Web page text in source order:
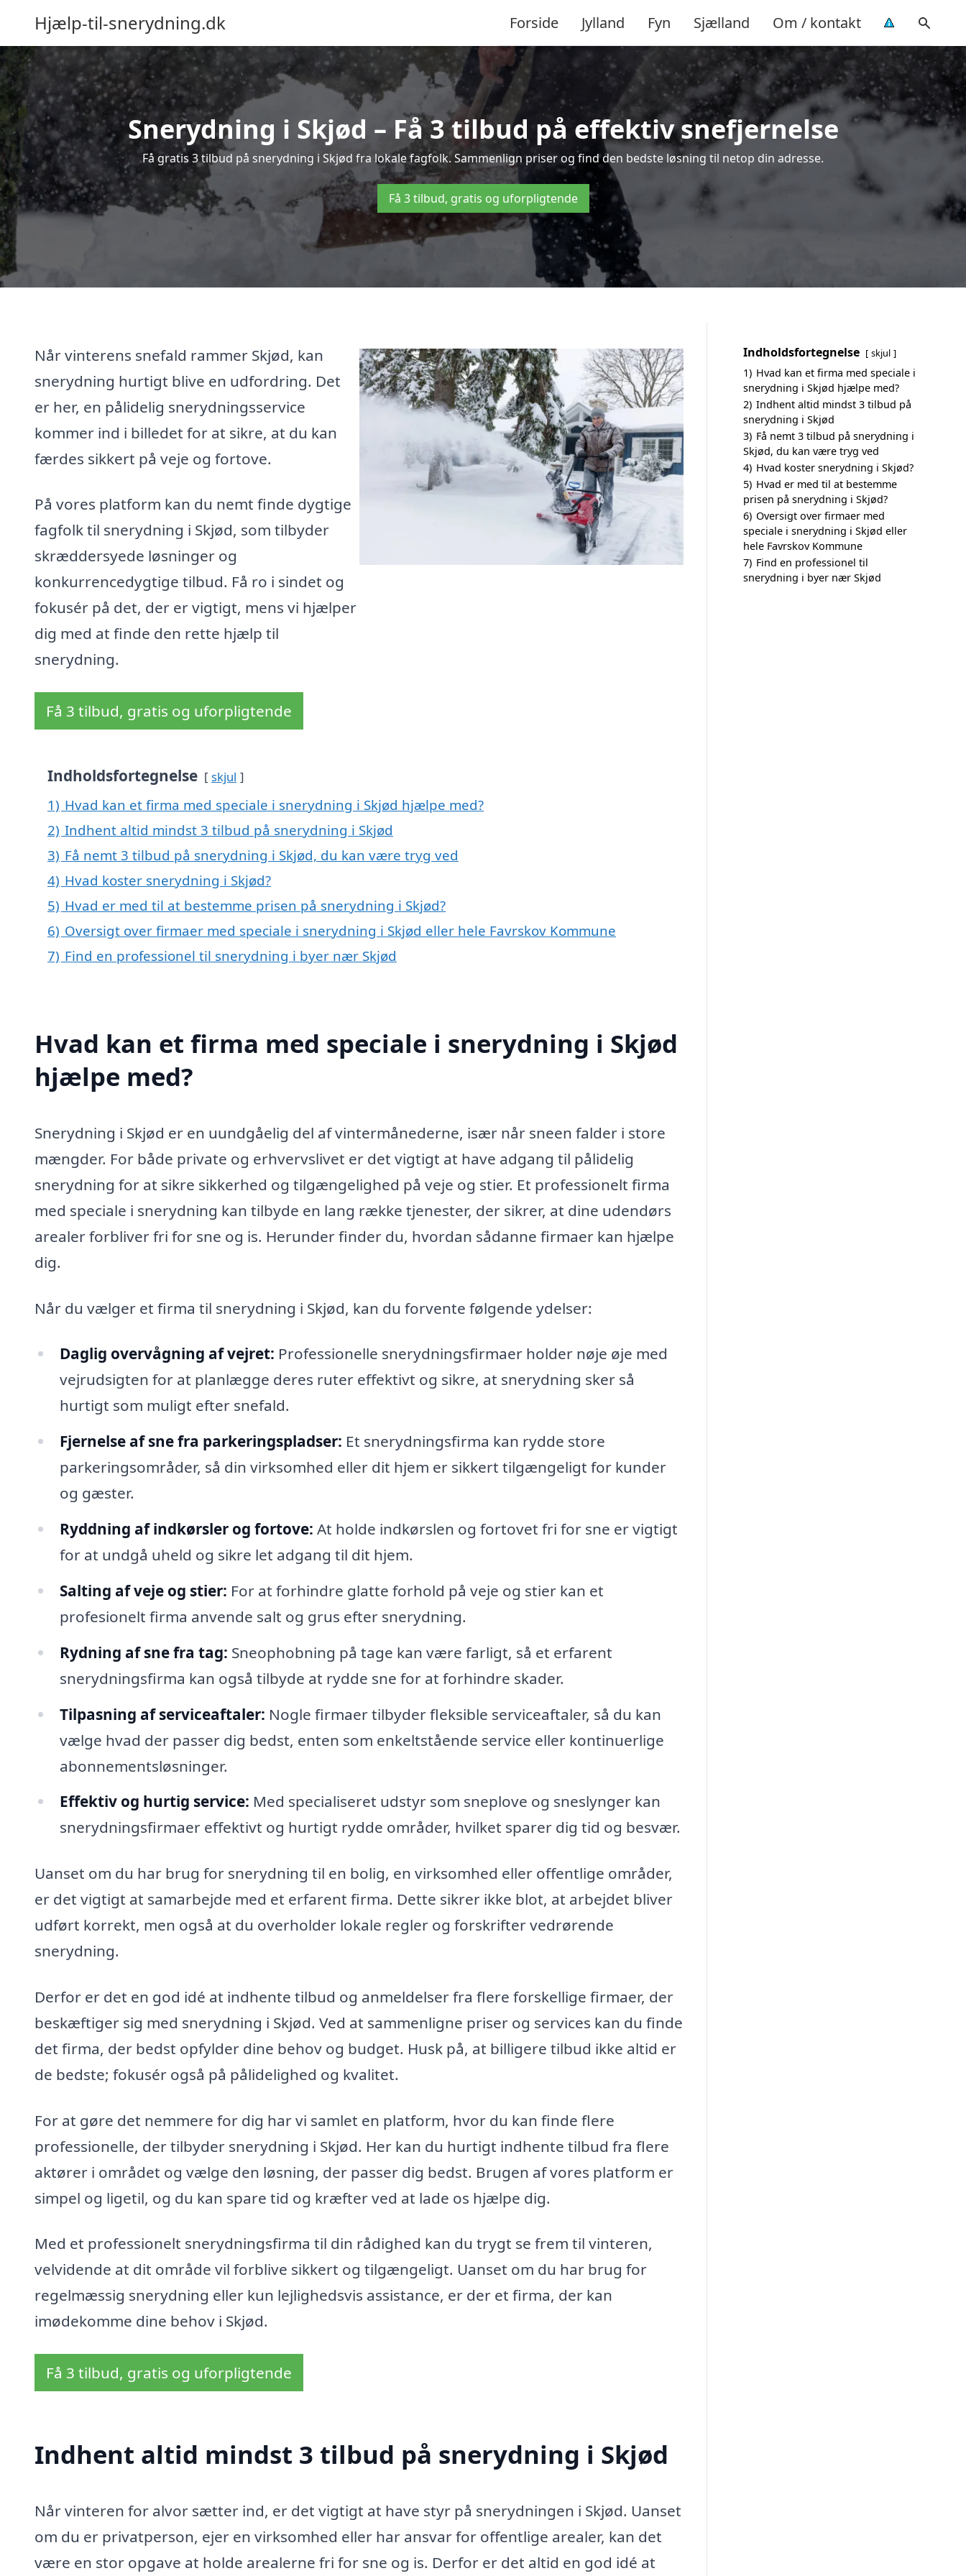
Hjælp-til-snerydning.dk Forside Jylland Fyn Sjælland Om / kontakt
Snerydning i Skjød – Få 3 tilbud på effektiv snefjernelse
Få gratis 3 tilbud på snerydning i Skjød fra lokale fagfolk. Sammenlign priser og find den bedste løsning til netop din adresse.
Få 3 tilbud, gratis og uforpligtende
Når vinterens snefald rammer Skjød, kan
snerydning hurtigt blive en udfordring. Det
er her, en pålidelig snerydningsservice
kommer ind i billedet for at sikre, at du kan
færdes sikkert på veje og fortove.
På vores platform kan du nemt finde dygtige
fagfolk til snerydning i Skjød, som tilbyder
skræddersyede løsninger og
konkurrencedygtige tilbud. Få ro i sindet og
fokusér på det, der er vigtigt, mens vi hjælper
dig med at finde den rette hjælp til
snerydning.
Få 3 tilbud, gratis og uforpligtende
Indholdsfortegnelse skjul
1) Hvad kan et firma med speciale i snerydning i Skjød hjælpe med?
2) Indhent altid mindst 3 tilbud på snerydning i Skjød
3) Få nemt 3 tilbud på snerydning i Skjød, du kan være tryg ved
4) Hvad koster snerydning i Skjød?
5) Hvad er med til at bestemme prisen på snerydning i Skjød?
6) Oversigt over firmaer med speciale i snerydning i Skjød eller hele Favrskov Kommune
7) Find en professionel til snerydning i byer nær Skjød
Hvad kan et firma med speciale i snerydning i Skjød
hjælpe med?
Snerydning i Skjød er en uundgåelig del af vintermånederne, især når sneen falder i store
mængder. For både private og erhvervslivet er det vigtigt at have adgang til pålidelig
snerydning for at sikre sikkerhed og tilgængelighed på veje og stier. Et professionelt firma
med speciale i snerydning kan tilbyde en lang række tjenester, der sikrer, at dine udendørs
arealer forbliver fri for sne og is. Herunder finder du, hvordan sådanne firmaer kan hjælpe
dig.
Når du vælger et firma til snerydning i Skjød, kan du forvente følgende ydelser:
Daglig overvågning af vejret: Professionelle snerydningsfirmaer holder nøje øje med
vejrudsigten for at planlægge deres ruter effektivt og sikre, at snerydning sker så
hurtigt som muligt efter snefald.
Fjernelse af sne fra parkeringspladser: Et snerydningsfirma kan rydde store
parkeringsområder, så din virksomhed eller dit hjem er sikkert tilgængeligt for kunder
og gæster.
Ryddning af indkørsler og fortove: At holde indkørslen og fortovet fri for sne er vigtigt
for at undgå uheld og sikre let adgang til dit hjem.
Salting af veje og stier: For at forhindre glatte forhold på veje og stier kan et
profesionelt firma anvende salt og grus efter snerydning.
Rydning af sne fra tag: Sneophobning på tage kan være farligt, så et erfarent
snerydningsfirma kan også tilbyde at rydde sne for at forhindre skader.
Tilpasning af serviceaftaler: Nogle firmaer tilbyder fleksible serviceaftaler, så du kan
vælge hvad der passer dig bedst, enten som enkeltstående service eller kontinuerlige
abonnementsløsninger.
Effektiv og hurtig service: Med specialiseret udstyr som sneplove og sneslynger kan
snerydningsfirmaer effektivt og hurtigt rydde områder, hvilket sparer dig tid og besvær.
Uanset om du har brug for snerydning til en bolig, en virksomhed eller offentlige områder,
er det vigtigt at samarbejde med et erfarent firma. Dette sikrer ikke blot, at arbejdet bliver
udført korrekt, men også at du overholder lokale regler og forskrifter vedrørende
snerydning.
Derfor er det en god idé at indhente tilbud og anmeldelser fra flere forskellige firmaer, der
beskæftiger sig med snerydning i Skjød. Ved at sammenligne priser og services kan du finde
det firma, der bedst opfylder dine behov og budget. Husk på, at billigere tilbud ikke altid er
de bedste; fokusér også på pålidelighed og kvalitet.
For at gøre det nemmere for dig har vi samlet en platform, hvor du kan finde flere
professionelle, der tilbyder snerydning i Skjød. Her kan du hurtigt indhente tilbud fra flere
aktører i området og vælge den løsning, der passer dig bedst. Brugen af vores platform er
simpel og ligetil, og du kan spare tid og kræfter ved at lade os hjælpe dig.
Med et professionelt snerydningsfirma til din rådighed kan du trygt se frem til vinteren,
velvidende at dit område vil forblive sikkert og tilgængeligt. Uanset om du har brug for
regelmæssig snerydning eller kun lejlighedsvis assistance, er der et firma, der kan
imødekomme dine behov i Skjød.
Få 3 tilbud, gratis og uforpligtende
Indhent altid mindst 3 tilbud på snerydning i Skjød
Når vinteren for alvor sætter ind, er det vigtigt at have styr på snerydningen i Skjød. Uanset
om du er privatperson, ejer en virksomhed eller har ansvar for offentlige arealer, kan det
være en stor opgave at holde arealerne fri for sne og is. Derfor er det altid en god idé at
Indholdsfortegnelse skjul
1) Hvad kan et firma med speciale i
snerydning i Skjød hjælpe med?
2) Indhent altid mindst 3 tilbud på
snerydning i Skjød
3) Få nemt 3 tilbud på snerydning i
Skjød, du kan være tryg ved
4) Hvad koster snerydning i Skjød?
5) Hvad er med til at bestemme
prisen på snerydning i Skjød?
6) Oversigt over firmaer med
speciale i snerydning i Skjød eller
hele Favrskov Kommune
7) Find en professionel til
snerydning i byer nær Skjød